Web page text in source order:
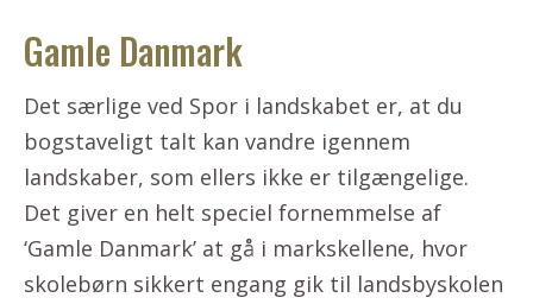
Gamle Danmark
Det særlige ved Spor i landskabet er, at du
bogstaveligt talt kan vandre igennem
landskaber, som ellers ikke er tilgængelige.
Det giver en helt speciel fornemmelse af
‘Gamle Danmark’ at gå i markskellene, hvor
skolebørn sikkert engang gik til landsbyskolen